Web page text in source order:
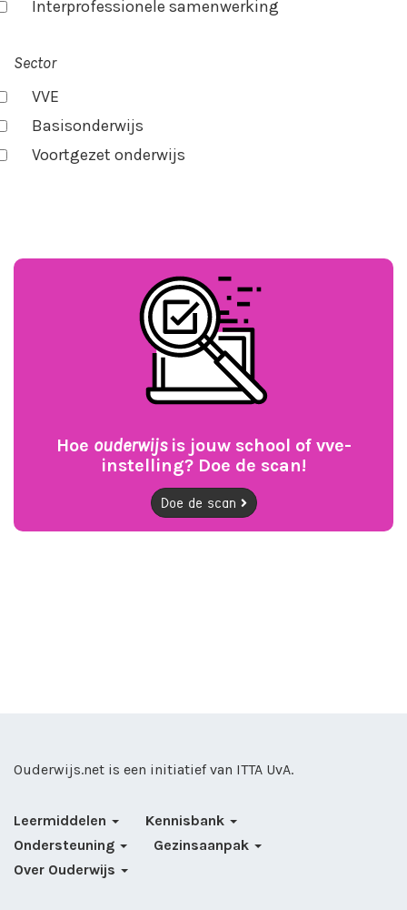
Interprofessionele samenwerking
Sector
VVE
Basisonderwijs
Voortgezet onderwijs
Hoe ouderwijs is jouw school of vve-
instelling? Doe de scan!
Doe de scan
Ouderwijs.net is een initiatief van ITTA UvA.
Leermiddelen
Kennisbank
Ondersteuning
Gezinsaanpak
Over Ouderwijs